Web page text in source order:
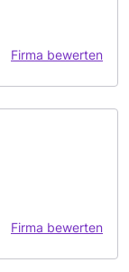
Firma bewerten
Firma bewerten